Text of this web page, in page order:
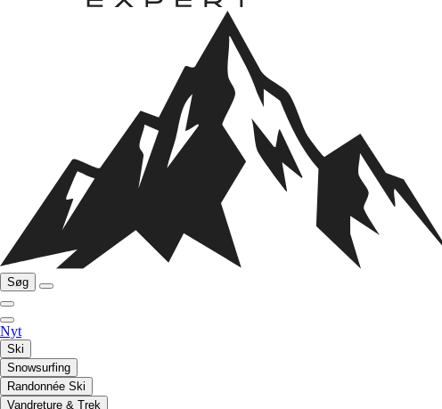
Søg
Nyt
Ski
Snowsurfing
Randonnée Ski
Vandreture & Trek